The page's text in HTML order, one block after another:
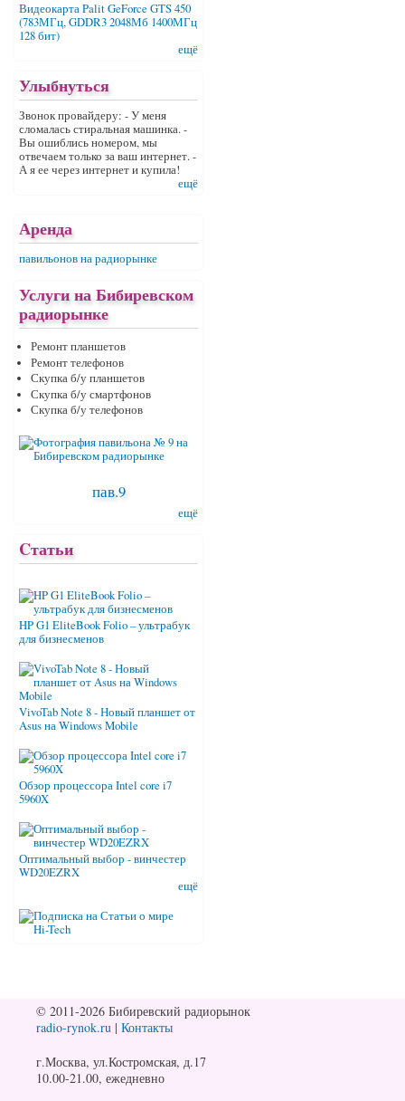
Видеокарта Palit GeForce GTS 450
(783МГц, GDDR3 2048Мб 1400МГц
128 бит)
ещё
Улыбнуться
Звонок провайдеру: - У меня
сломалась стиральная машинка. -
Вы ошиблись номером, мы
отвечаем только за ваш интернет. -
А я ее через интернет и купила!
ещё
Аренда
павильонов на радиорынке
Услуги на Бибиревском
радиорынке
Ремонт планшетов
Ремонт телефонов
Скупка б/у планшетов
Скупка б/у смартфонов
Скупка б/у телефонов
пав.9
ещё
Cтатьи
HP G1 EliteBook Folio – ультрабук
для бизнесменов
VivoTab Note 8 - Новый планшет от
Asus на Windows Mobile
Обзор процессора Intel core i7
5960X
Оптимальный выбор - винчестер
WD20EZRX
ещё
© 2011-2026 Бибиревский радиорынок
radio-rynok.ru | Контакты
г.Москва, ул.Костромская, д.17
10.00-21.00, ежедневно